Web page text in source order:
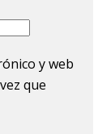
y web
que